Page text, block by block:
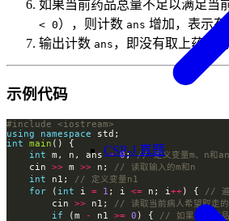
CSP-J 真题
如果当前药品总量不足以满足当
< 0），则计数 ans 增加，表示
输出计数 ans ，即没有取上药品的
示例代码
#include
<iostream>
using
namespace
int
main
int m, n, ans = 0;
    cin
>> m >> n;
int n1;
for ( int i = 1 ; i <= n; i ++) {
        cin
>> n1;
if (m - n1 >= 0 ) {